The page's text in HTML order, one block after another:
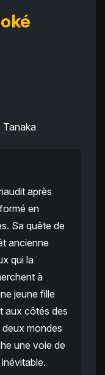
Tanaka
après
en
Sa quête de
ancienne
qui la
à
jeune fille
aux côtés des
mondes
une voie de